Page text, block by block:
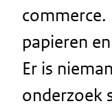
commerce.
papieren
Er is
onderzoek